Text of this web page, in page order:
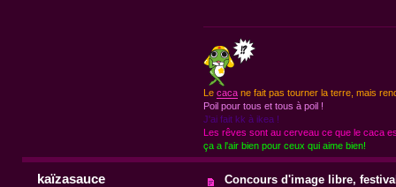
Le cacane fait pas tourner la terre, mais
Poil pour tous et tous à poil !
J'ai fait kk à ikea !
Les rêves sont au cerveau ce que le caca
ça a l'air bien pour ceux qui aime bien!
kaïzasauce Concours d'image libre,